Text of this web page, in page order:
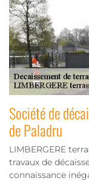
Société de
de Paladru
LIMBERGERE
travaux de
connaissance